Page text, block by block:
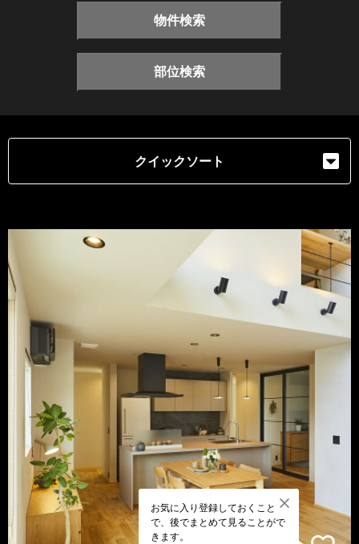
物件検索
部位検索
クイックソート
お気に入り登録しておくこと
で、後でまとめて見ることがで
きます。